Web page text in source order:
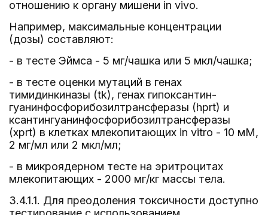
отношению к органу мишени in vivo.
Например, максимальные концентрации
(дозы) составляют:
- в тесте Эймса - 5 мг/чашка или 5 мкл/чашка;
- в тесте оценки мутаций в генах
тимидинкиназы (tk), генах гипоксантин-
гуанинфосфорибозилтрансферазы (hprt) и
ксантингуанинфосфорибозилтрансферазы
(xprt) в клетках млекопитающих in vitro - 10 мМ,
2 мг/мл или 2 мкл/мл;
- в микроядерном тесте на эритроцитах
млекопитающих - 2000 мг/кг массы тела.
3.4.1.1. Для преодоления токсичности доступно